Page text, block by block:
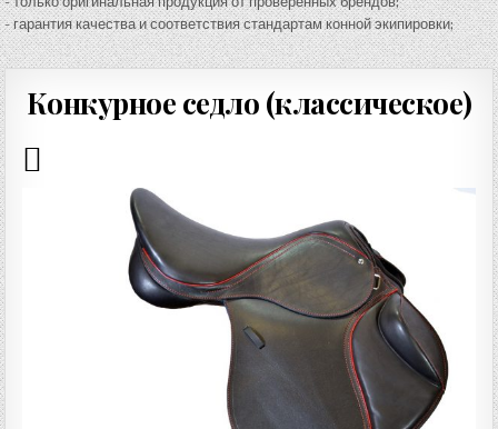
- гарантия качества и соответствия стандартам конной экипировки;
Конкурное седло (классическое)